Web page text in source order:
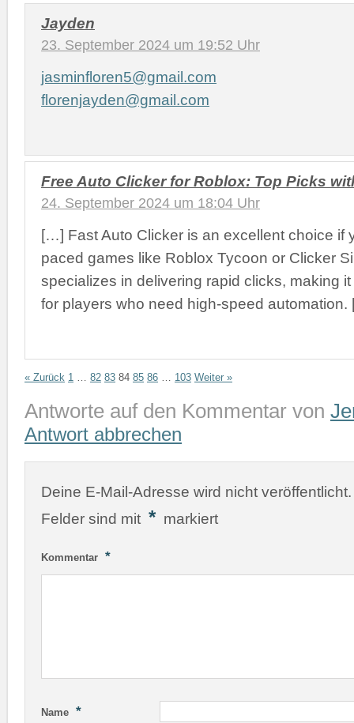
Jayden
23. September 2024 um 19:52 Uhr
jasminfloren5@gmail.com
florenjayden@gmail.com
Free Auto Clicker for Roblox: Top Picks
24. September 2024 um 18:04 Uhr
[…] Fast Auto Clicker is an excellent choice if
paced games like Roblox Tycoon or Clicker
specializes in delivering rapid clicks, making
for players who need high-speed
« Zurück 1 82 83 84 85 86 103 Weiter »
Antworte auf den Kommentar von
Antwort abbrechen
Deine E-Mail-Adresse wird nicht veröffentlicht.
Felder sind mit * markiert
Kommentar *
Name *